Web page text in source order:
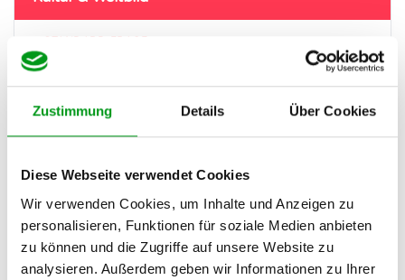
Zustimmung Details Über Cookies
Diese Webseite verwendet Cookies
Wir verwenden Cookies, um Inhalte und Anzeigen zu
personalisieren, Funktionen für soziale Medien anbieten
zu können und die Zugriffe auf unsere Website zu
analysieren. Außerdem geben wir Informationen zu Ihrer
„Liest du gerne?“
„Welches Buch oder welcher Film hat deine Sicht auf die
Welt nachhaltig verändert?“
Ziele & Träume